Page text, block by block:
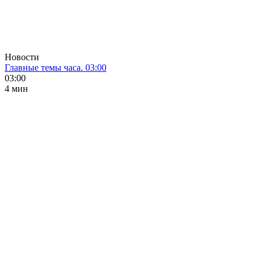
Новости
Главные темы часа. 03:00
03:00
4 мин